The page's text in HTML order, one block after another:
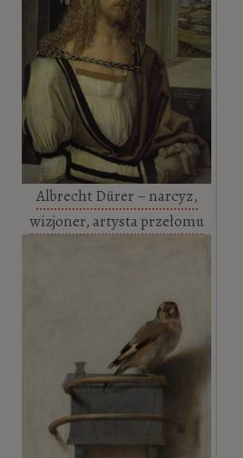
Albrecht Dürer – narcyz,
wizjoner, artysta przełomu